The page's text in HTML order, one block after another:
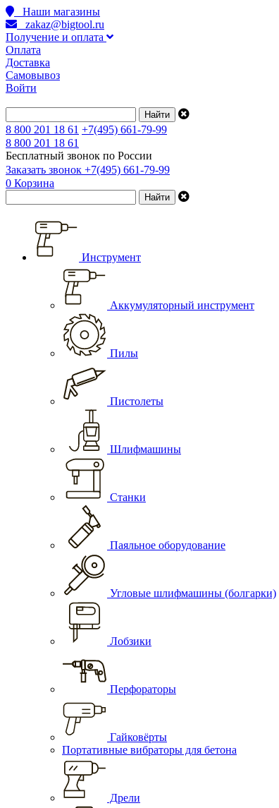
Наши магазины
zakaz@bigtool.ru
Получение и оплата
Оплата
Доставка
Самовывоз
Войти
8 800 201 18 61 +7(495) 661-79-99
8 800 201 18 61
Бесплатный звонок по России
Заказать звонок +7(495) 661-79-99
0 Корзина
Инструмент
Аккумуляторный инструмент
Пилы
Пистолеты
Шлифмашины
Станки
Паяльное оборудование
Угловые шлифмашины (болгарки)
Лобзики
Перфораторы
Гайковёрты
Портативные вибраторы для бетона
Дрели